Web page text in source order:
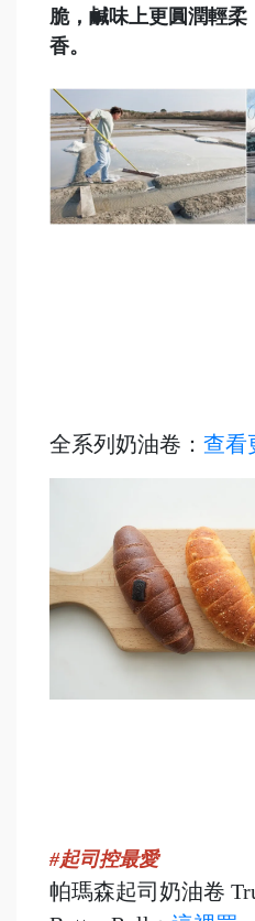
脆，鹹味上更圓潤輕
香。
全系列奶油卷： 查看
#起司控最愛
帕瑪森起司奶油卷